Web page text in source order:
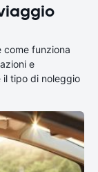
come funziona
e
il tipo di noleggio